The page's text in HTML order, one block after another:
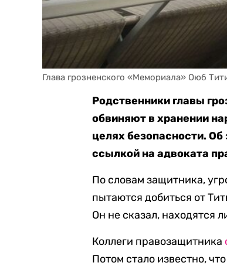
Глава грозненского «Мемориала» Оюб
Родственники главы
обвиняют в хранении
целях безопасности.
ссылкой на адвоката
По словам защитника,
пытаются добиться от
Он не сказал, находятся
Коллеги правозащитника
Потом стало известно,